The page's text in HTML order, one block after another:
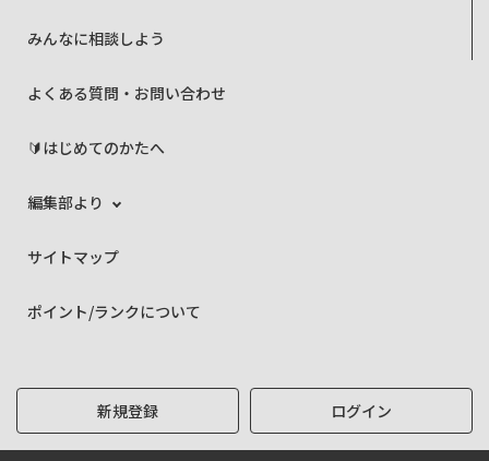
みんなに相談しよう
よくある質問・お問い合わせ
🔰はじめてのかたへ
編集部より
サイトマップ
ポイント/ランクについて
新規登録 ログイン